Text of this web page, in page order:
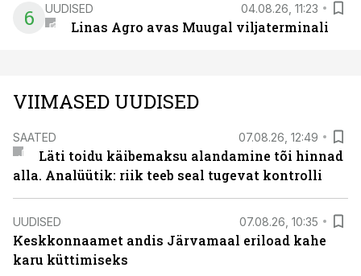
6 UUDISED 04.08.26, 11:23
Linas Agro avas Muugal viljaterminali
VIIMASED UUDISED
SAATED 07.08.26, 12:49
Läti toidu käibemaksu alandamine tõi hinnad
alla. Analüütik: riik teeb seal tugevat kontrolli
UUDISED 07.08.26, 10:35
Keskkonnaamet andis Järvamaal eriload kahe
karu küttimiseks